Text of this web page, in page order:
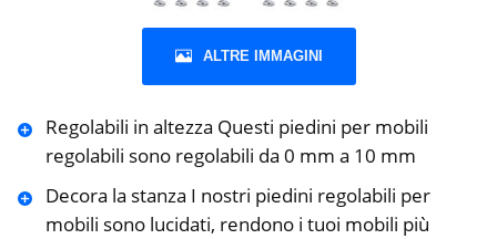
ALTRE IMMAGINI
Regolabili in altezza Questi piedini per mobili
regolabili sono regolabili da 0 mm a 10 mm
Decora la stanza I nostri piedini regolabili per
mobili sono lucidati, rendono i tuoi mobili più